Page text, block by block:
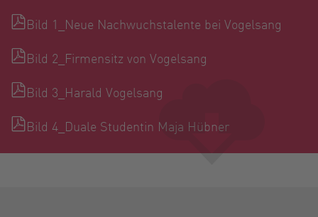
Bild 1_Neue Nachwuchstalente bei Vogelsang
Bild 2_Firmensitz von Vogelsang
Bild 3_Harald Vogelsang
Bild 4_Duale Studentin Maja Hübner